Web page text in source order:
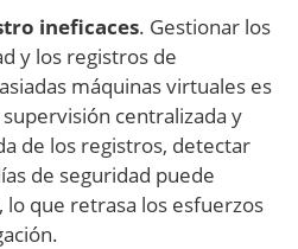
ineficaces. Gestionar los
y los registros de
máquinas virtuales es
centralizada y
de los registros, detectar
de seguridad puede
que retrasa los esfuerzos